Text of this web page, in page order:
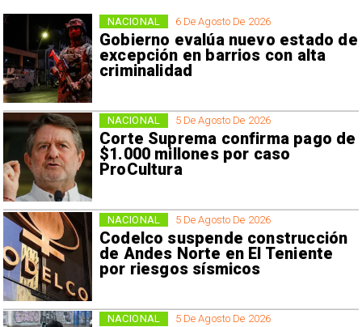
6 De Agosto De 2026
Gobierno evalúa nuevo estado de
excepción en barrios con alta
criminalidad
NACIONAL
5 De Agosto De 2026
Corte Suprema confirma pago de
$1.000 millones por caso
ProCultura
NACIONAL
5 De Agosto De 2026
Codelco suspende construcción
de Andes Norte en El Teniente
por riesgos sísmicos
NACIONAL
5 De Agosto De 2026
NACIONAL